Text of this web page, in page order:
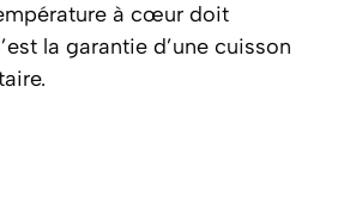
à cœur doit
la garantie d’une cuisson